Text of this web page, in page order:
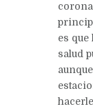
es
salud